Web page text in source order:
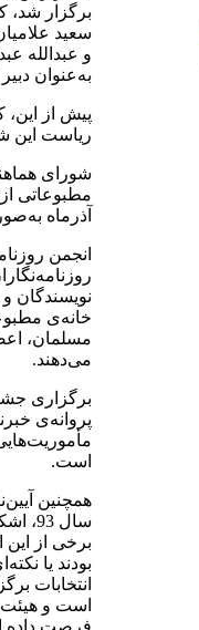
برگزار شد،
سعید
و عبدالله
به‌عنوان
پیش از
ریاست این
آذرماه
انجمن
نویسندگان
خانه‌ی
مسلمان،
می‌دهند.
برگزاری
پروانه‌ی
است.
همچنین
سال
برخی از این
بودند یا
انتخابات
است و هیئت
فرصت داده